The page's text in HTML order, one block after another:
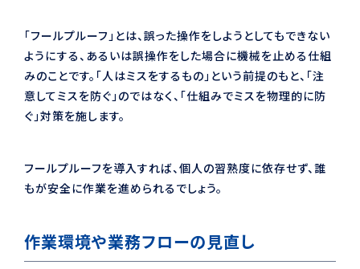
「フールプルーフ」とは、誤った操作をしようとしてもできない
ようにする、あるいは誤操作をした場合に機械を止める仕組
みのことです。「人はミスをするもの」という前提のもと、「注
意してミスを防ぐ」のではなく、「仕組みでミスを物理的に防
ぐ」対策を施します。
フールプルーフを導入すれば、個人の習熟度に依存せず、誰
もが安全に作業を進められるでしょう。
作業環境や業務フローの見直し